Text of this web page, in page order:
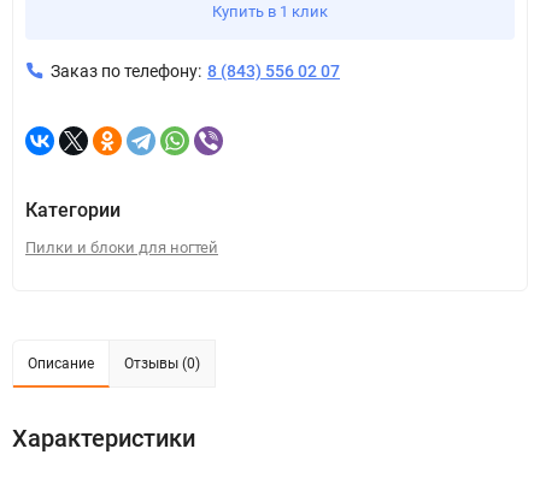
Купить в 1 клик
Заказ по телефону: 8 (843) 556 02 07
Категории
​Пилки и блоки для ногтей
Описание Отзывы (0)
Характеристики